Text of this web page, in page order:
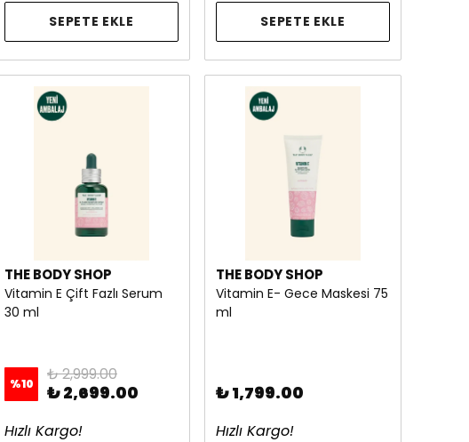
SEPETE EKLE SEPETE EKLE
THE BODY SHOP
Vitamin E Çift Fazlı Serum
30 ml
%10 ₺ 2,999.00
₺ 2,699.00
Hızlı Kargo!
THE BODY SHOP
Vitamin E- Gece Maskesi 75
ml
₺ 1,799.00
Hızlı Kargo!